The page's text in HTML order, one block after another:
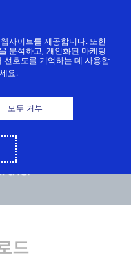
드
사이트를 제공합니다. 또한
분석하고, 개인화된 마케팅
선호도를 기억하는 데 사용합
요.
모두 거부